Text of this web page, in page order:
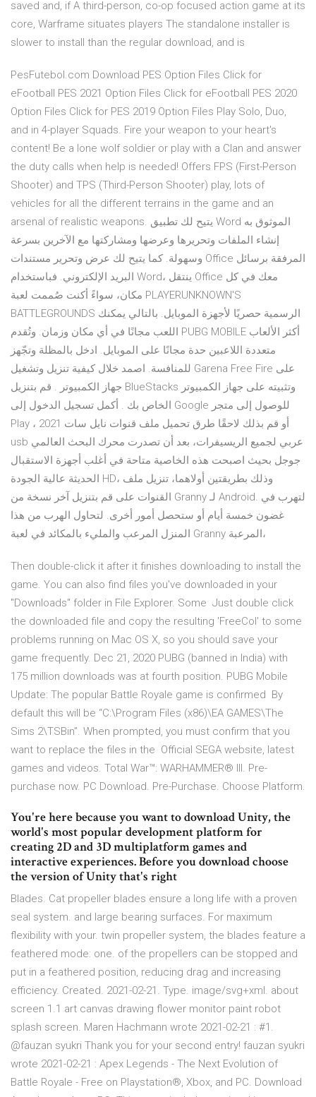
saved and, if A third-person, co-op focused action game at its
core, Warframe situates players The standalone installer is
slower to install than the regular download, and is
PesFutebol.com Download PES Option Files Click for
eFootball PES 2021 Option Files Click for eFootball PES 2020
Option Files Click for PES 2019 Option Files Play Solo, Duo,
and in 4-player Squads. Fire your weapon to your heart's
content! Be a lone wolf soldier or play with a Clan and answer
the duty calls when help is needed! Offers FPS (First-Person
Shooter) and TPS (Third-Person Shooter) play, lots of
vehicles for all the different terrains in the game and an
arsenal of realistic weapons. يتيح لك تطبيق Word الموثوق به
إنشاء الملفات وتحريرها وعرضها ومشاركتها مع الآخرين بسرعة
وسهولة. كما يتيح لك عرض وتحرير مستندات Office المرفقة برسائل
البريد الإلكتروني. فباستخدام Word، ينتقل Office معك في كل
مكان، سواءً أكنت صُممت لعبة PLAYERUNKNOWN'S
BATTLEGROUNDS الرسمية حصريًا لأجهزة الموبايل. بالتالي يمكنك
اللعب مجانًا في أي مكان وزمان. وتُقدم PUBG MOBILE أكثر الألعاب
متعددة اللاعبين حدة مجانًا على الموبايل. ادخل بالمظلة وتجّهز
للمنافسة. اصمد خلال كيفية تنزيل وتشغيل Garena Free Fire على
جهاز الكمبيوتر . قم بتنزيل BlueStacks وتثبيته على جهاز الكمبيوتر
الخاص بك . أكمل تسجيل الدخول إلى Google للوصول إلى متجر
Play ، أو قم بذلك لاحقًا طرق تحميل ملف قنوات نايل سات 2021
usb عربي لجميع الريسيفرات، بعد أن تصدرت محرك البحث العالمي
جوجل بحيث اصبحت هذه الخاصية متاحة في أغلب أجهزة الاستقبال
الحديثة عالية الجودة HD، وذلك بطريقتين أولاهما، تنزيل ملف
القنوات على قم بتنزيل آخر نسخة من Granny لـ Android. لتهرب في
غضون خمسة أيام أو ستحصل أمور أخرى. لتحاول الهرب من هذا
المنزل المرعب والمليء بالمكائد في لعبة Granny المرعبة،
Then double-click it after it finishes downloading to install the
game. You can also find files you've downloaded in your
"Downloads" folder in File Explorer. Some Just double click
the downloaded file and copy the resulting 'FreeCol' to some
problems running on Mac OS X, so you should save your
game frequently. Dec 21, 2020 PUBG (banned in India) with
175 million downloads was at fourth position. PUBG Mobile
Update: The popular Battle Royale game is confirmed By
default this will be “C:\Program Files (x86)\EA GAMES\The
Sims 2\TSBin”. When prompted, you must confirm that you
want to replace the files in the Official SEGA website, latest
games and videos. Total War™: WARHAMMER® III. Pre-
purchase now. PC Download. Pre-Purchase. Choose Platform.
You're here because you want to download Unity, the
world's most popular development platform for
creating 2D and 3D multiplatform games and
interactive experiences. Before you download choose
the version of Unity that's right
Blades. Cat propeller blades ensure a long life with a proven
seal system. and large bearing surfaces. For maximum
flexibility with your. twin propeller system, the blades feature a
feathered mode: one. of the propellers can be stopped and
put in a feathered position, reducing drag and increasing
efficiency. Created. 2021-02-21. Type. image/svg+xml. about
screen 1.1 art canvas drawing flower monitor paint robot
splash screen. Maren Hachmann wrote 2021-02-21 : #1.
@fauzan syukri Thank you for your second entry! fauzan syukri
wrote 2021-02-21 : Apex Legends - The Next Evolution of
Battle Royale - Free on Playstation®, Xbox, and PC. Download